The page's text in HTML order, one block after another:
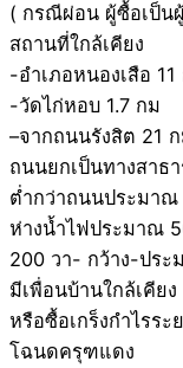
( กรณีผ่อน ผู้ซื้อเป็น
สถานที่ใกล้เคียง
-อำเภอหนองเสือ 11
-วัดไก่หอบ 1.7 กม
–จากถนนรังสิต 21
ถนนยกเป็นทางสาธ
ต่ำกว่าถนนประมาณ
ห่างน้ำไฟประมาณ
200 วา- กว้าง-ปร
มีเพื่อนบ้านใกล้เคีย
หรือซื้อเกร็งกำไรระ
โฉนดครุฑแดง